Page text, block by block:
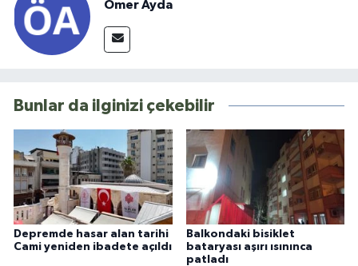
Ömer Ayda
Bunlar da ilginizi çekebilir
Depremde hasar alan tarihi
Cami yeniden ibadete açıldı
Balkondaki bisiklet
bataryası aşırı ısınınca
patladı